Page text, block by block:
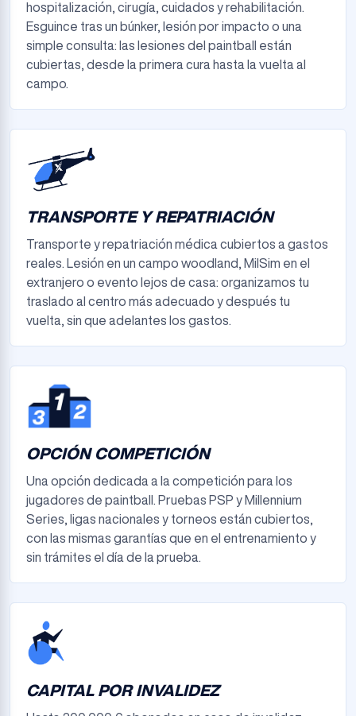
hospitalización, cirugía, cuidados y rehabilitación.
Esguince tras un búnker, lesión por impacto o una
simple consulta: las lesiones del paintball están
cubiertas, desde la primera cura hasta la vuelta al
campo.
TRANSPORTE Y REPATRIACIÓN
Transporte y repatriación médica cubiertos a gastos
reales. Lesión en un campo woodland, MilSim en el
extranjero o evento lejos de casa: organizamos tu
traslado al centro más adecuado y después tu
vuelta, sin que adelantes los gastos.
OPCIÓN COMPETICIÓN
Una opción dedicada a la competición para los
jugadores de paintball. Pruebas PSP y Millennium
Series, ligas nacionales y torneos están cubiertos,
con las mismas garantías que en el entrenamiento y
sin trámites el día de la prueba.
CAPITAL POR INVALIDEZ